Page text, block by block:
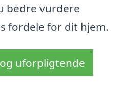
bedre vurdere
fordele for dit hjem.
uforpligtende